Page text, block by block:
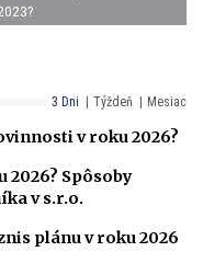
3 Dni Týždeň Mesiac
v roku 2026?
2026? Spôsoby
v s.r.o.
plánu v roku 2026